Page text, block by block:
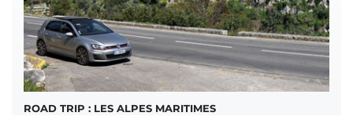
ROAD TRIP : LES ALPES MARITIMES